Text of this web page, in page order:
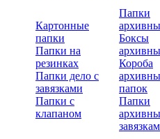
Картонные
папки
Папки на
резинках
Папки дело с
завязками
Папки с
клапаном
Папки
Боксы
Короба
папок
Папки